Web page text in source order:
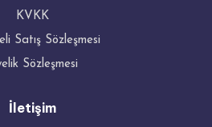
KVKK
Satış Sözleşmesi
Sözleşmesi
İletişim